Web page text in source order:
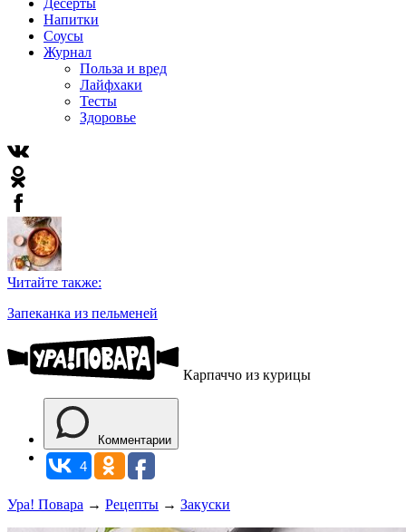
Десерты
Напитки
Соусы
Журнал
Польза и вред
Лайфхаки
Тесты
Здоровье
Читайте также:
Запеканка из пельменей
Карпаччо из курицы
Комментарии
4
Ура! Повара → Рецепты → Закуски